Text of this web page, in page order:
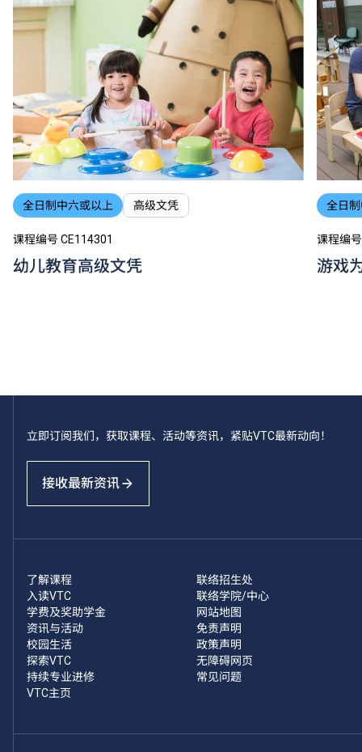
全日制中六或以上 高级文凭
课程编号 CE114301
幼儿教育高级文凭
全日
课程编
游戏
立即订阅我们，获取课程、活动等资讯，紧贴VTC最新动向！
接收最新资讯
了解课程
入读VTC
学费及奖助学金
资讯与活动
校园生活
探索VTC
持续专业进修
VTC主页
联络招生处
联络学院/中心
网站地图
免责声明
政策声明
无障碍网页
常见问题